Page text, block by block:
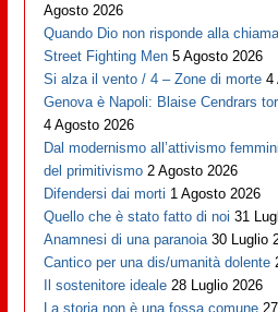
Agosto 2026
Quando Dio non risponde alla
Street Fighting Men 5 Agosto 2026
Si alza il vento / 4 – Zone di morte 4
Genova è Napoli: Blaise Cendrars
4 Agosto 2026
Dal modernismo all’attivismo
del primitivismo 2 Agosto 2026
Difendersi dai morti 1 Agosto 2026
Quello che è stato fatto di noi 31
Anamnesi di una paranoia 30 Luglio
Cantico per una dis/umanità dolente
Il sostenitore ideale 28 Luglio 2026
La storia non è una fossa comune